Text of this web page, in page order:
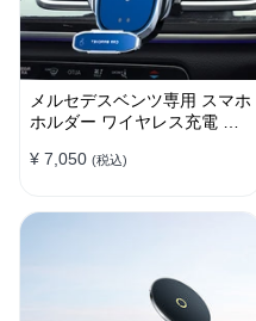
メルセデスベンツ専用 スマホ
ホルダー ワイヤレス充電 吹
¥ 7,050 (税込)